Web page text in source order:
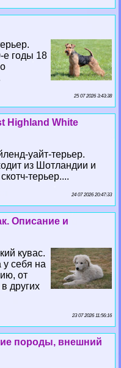
е годы 18
25 07 2026 3:43:38
Highland White
уайт-терьер.
из Шотландии и
терьер....
24 07 2026 20:47:33
Описание и
кувас.
себя на
от
других
23 07 2026 11:56:16
породы, внешний